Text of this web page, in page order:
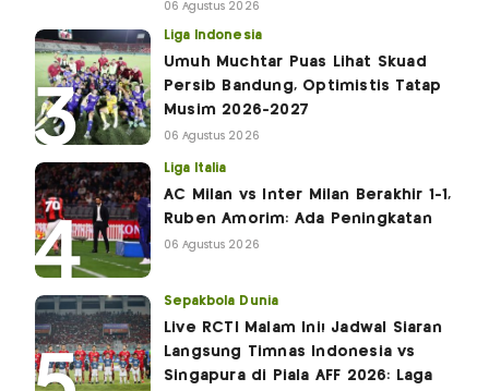
06 Agustus 2026
Liga Indonesia
Umuh Muchtar Puas Lihat Skuad
Persib Bandung, Optimistis Tatap
Musim 2026-2027
06 Agustus 2026
Liga Italia
AC Milan vs Inter Milan Berakhir 1-1,
Ruben Amorim: Ada Peningkatan
06 Agustus 2026
Sepakbola Dunia
Live RCTI Malam Ini! Jadwal Siaran
Langsung Timnas Indonesia vs
Singapura di Piala AFF 2026: Laga